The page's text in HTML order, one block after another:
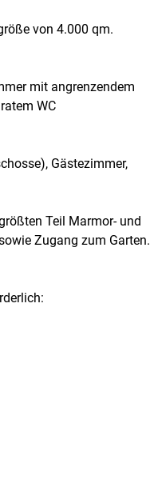
von 4.000 qm.
mit angrenzendem
WC
Gästezimmer,
Teil Marmor- und
Zugang zum Garten.